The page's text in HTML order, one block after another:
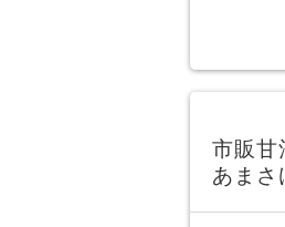
市販甘
あまさ